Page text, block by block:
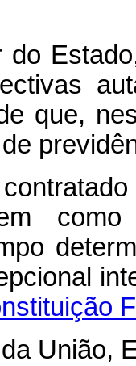
do
que,
União,